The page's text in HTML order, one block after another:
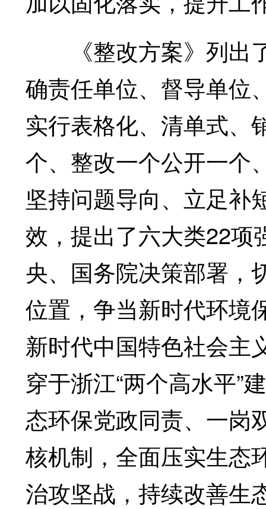
《整改方案》列出
确责任单位、督导单位
实行表格化、清单式、
个、整改一个公开一个
坚持问题导向、立足补
效，提出了六大类22项
央、国务院决策部署，
位置，争当新时代环境
新时代中国特色社会主
穿于浙江“两个高水平”
态环保党政同责、一岗
核机制，全面压实生态
治攻坚战，持续改善生